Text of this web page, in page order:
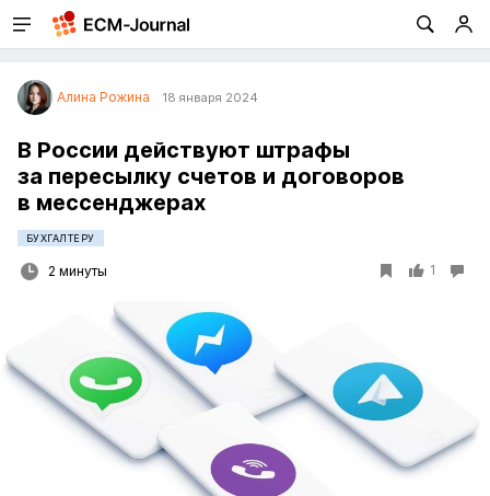
Алина Рожина 18 января 2024
В России действуют штрафы
за пересылку счетов и договоров
в мессенджерах
БУХГАЛТЕРУ
2 минуты 1